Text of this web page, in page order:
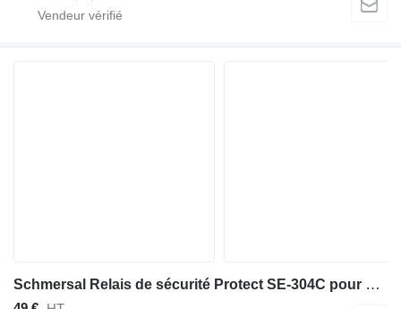
Schmersal Relais de sécurité Protect SE-304C pour matériel industriel